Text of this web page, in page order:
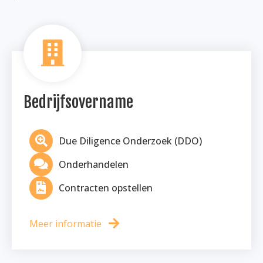
Bedrijfsovername
Due Diligence Onderzoek (DDO)
Onderhandelen
Contracten opstellen
Meer informatie